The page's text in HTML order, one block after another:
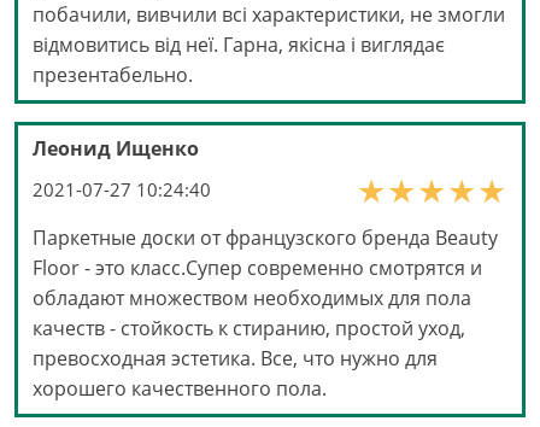
побачили, вивчили всі характеристики, не змогли
відмовитись від неї. Гарна, якісна і виглядає
презентабельно.
Леонид Ищенко
2021-07-27 10:24:40
Паркетные доски от французского бренда Beauty
Floor - это класс.Супер современно смотрятся и
обладают множеством необходимых для пола
качеств - стойкость к стиранию, простой уход,
превосходная эстетика. Все, что нужно для
хорошего качественного пола.